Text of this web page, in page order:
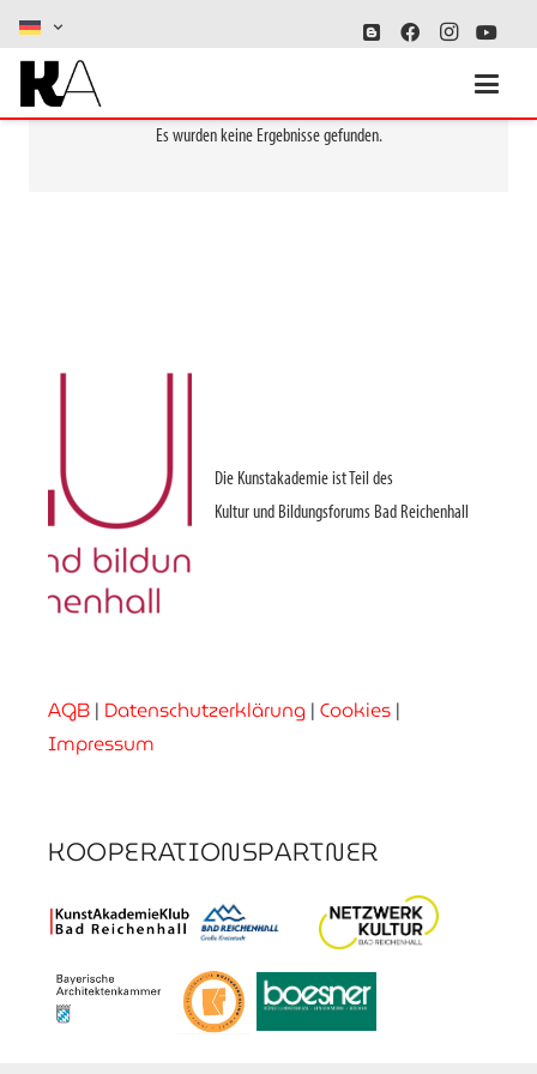
Es wurden keine Ergebnisse gefunden.
Die Kunstakademie ist Teil des
Kultur und Bildungsforums Bad Reichenhall
AGB | Datenschutzerklärung | Cookies |
Impressum
KOOPERATIONSPARTNER